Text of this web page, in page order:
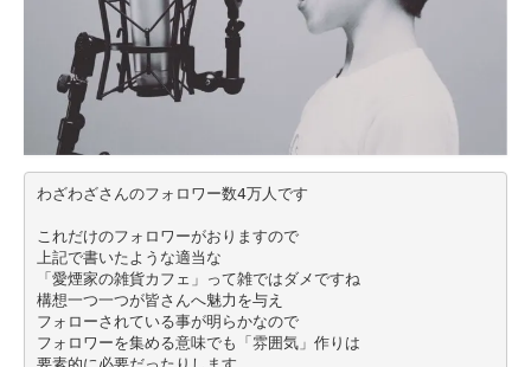
わざわざさんのフォロワー数4万人です
これだけのフォロワーがおりますので
上記で書いたような適当な
「愛煙家の雑貨カフェ」って雑ではダメですね
構想一つ一つが皆さんへ魅力を与え
フォローされている事が明らかなので
フォロワーを集める意味でも「雰囲気」作りは